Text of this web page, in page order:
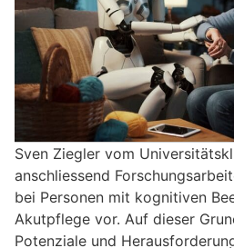
Sven Ziegler vom
anschliessend
bei Personen mit kognitiven
Akutpflege vor. Auf dieser
Potenziale und